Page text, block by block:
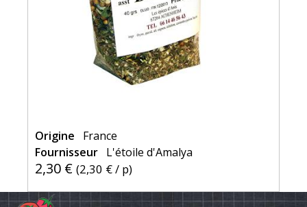
Origine
France
Fournisseur L'étoile d'Amalya
2,30 € (2,30 €/ p)